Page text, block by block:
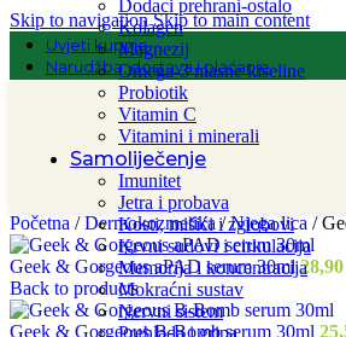
Skip to navigationSkip to main content
Uvjeti kupnje
Narudžba, dostava i plaćanje
Dodaci prehrani-ostalo
Kolagen
Magnezij
Omega-3 masne kiseline
Probiotik
Vitamin C
Vitamini i minerali
Samoliječenje
Imunitet
Jetra i probava
Kosti, mišići i zglobovi
Krvni sudovi i cirkulacija
Memorija i koncentracija
Mokraćni sustav
Nervni sistem
Prehlada i gripa
Početna / Dermokozmetika/ Njega lica /
Geek & Gorgeous aPAD serum 30ml28,90
Back to products
Geek & Gorgeous B-Bomb serum 30ml